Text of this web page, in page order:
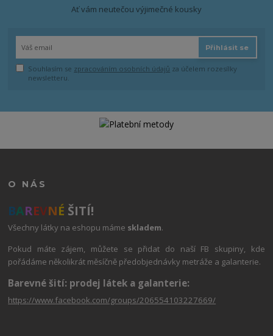
Ať vám neutečou výjimečné kousky
Přihlásit se
Souhlasím se zpracováním osobních údajů za účelem rozesílky
newsletteru.
O NÁS
BAREVNÉ ŠITÍ!
Všechny látky na eshopu máme skladem.
Pokud máte zájem, můžete se přidat do naší FB skupiny, kde
pořádáme několikrát měsíčně předobjednávky metráže a galanterie.
Barevné šití: prodej látek a galanterie:
https://www.facebook.com/groups/206554103227669/